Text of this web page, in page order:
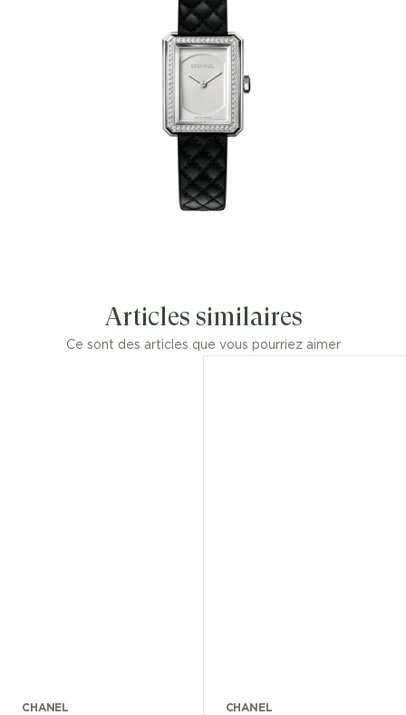
Articles similaires
Ce sont des articles que vous pourriez aimer
CHANEL CHANEL